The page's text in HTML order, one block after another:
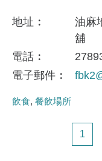
地址
油麻
舖
電話
電子郵件
飲食 餐飲場所
Pagination
頁面
1